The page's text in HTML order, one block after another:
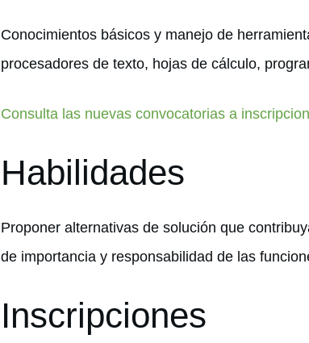
Conocimientos básicos y manejo de
procesadores de texto, hojas de cálculo,
Consulta las nuevas convocatorias a
Habilidades
Proponer alternativas de solución que
de importancia y responsabilidad de las
Inscripciones